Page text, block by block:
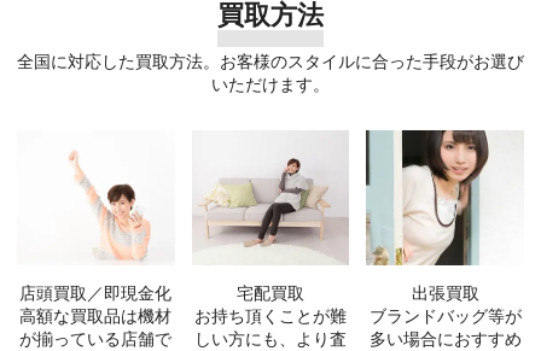
買取方法
全国に対応した買取方法。お客様のスタイルに合った手段がお選び
いただけます。
店頭買取／即現金化
高額な買取品は機材
が揃っている店舗で
宅配買取
お持ち頂くことが難
しい方にも、より査
出張買取
ブランドバッグ等が
多い場合におすすめ